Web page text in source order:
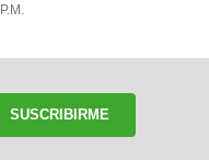
P.M.
SUSCRIBIRME